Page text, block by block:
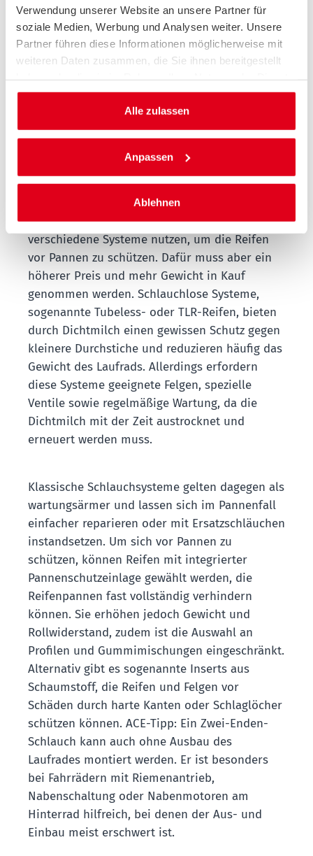
Verwendung unserer Website an unsere Partner für
soziale Medien, Werbung und Analysen weiter. Unsere
Partner führen diese Informationen möglicherweise mit
weiteren Daten zusammen, die Sie ihnen bereitgestellt
gesammelt haben.
Alle zulassen
Anpassen
Ablehnen
Mischungen sind oft teurer, können sich
aufgrund ihrer besseren Eigenschaften jedoch
lohnen. Der ACE empfiehlt, beim Wechsel auf
breitere Reifen unbedingt auf ausreichende
Reifenfreiheit von mindestens fünf Millimetern
Besondere Fahrradreifen mit
integriertem Pannenschutz
Wer auf Nummer sicher gehen will, kann
verschiedene Systeme nutzen, um die Reifen
vor Pannen zu schützen. Dafür muss aber ein
höherer Preis und mehr Gewicht in Kauf
genommen werden. Schlauchlose Systeme,
sogenannte Tubeless- oder TLR-Reifen, bieten
durch Dichtmilch einen gewissen Schutz gegen
kleinere Durchstiche und reduzieren häufig das
Gewicht des Laufrads. Allerdings erfordern
diese Systeme geeignete Felgen, spezielle
Ventile sowie regelmäßige Wartung, da die
Dichtmilch mit der Zeit austrocknet und
erneuert werden muss.
Klassische Schlauchsysteme gelten dagegen als
wartungsärmer und lassen sich im Pannenfall
einfacher reparieren oder mit Ersatzschläuchen
instandsetzen. Um sich vor Pannen zu
schützen, können Reifen mit integrierter
Pannenschutzeinlage gewählt werden, die
Reifenpannen fast vollständig verhindern
können. Sie erhöhen jedoch Gewicht und
Rollwiderstand, zudem ist die Auswahl an
Profilen und Gummimischungen eingeschränkt.
Alternativ gibt es sogenannte Inserts aus
Schaumstoff, die Reifen und Felgen vor
Schäden durch harte Kanten oder Schlaglöcher
schützen können. ACE-Tipp: Ein Zwei-Enden-
Schlauch kann auch ohne Ausbau des
Laufrades montiert werden. Er ist besonders
bei Fahrrädern mit Riemenantrieb,
Nabenschaltung oder Nabenmotoren am
Hinterrad hilfreich, bei denen der Aus- und
Einbau meist erschwert ist.